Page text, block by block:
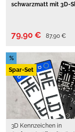
schwarzmatt mit 3D-
79,90 € 87,90 €
%
Spar-Set
3D Kennzeichen in